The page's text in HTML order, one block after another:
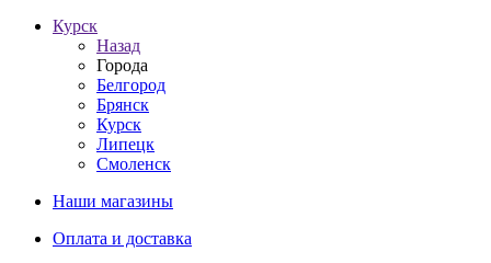
Курск
Назад
Города
Белгород
Брянск
Курск
Липецк
Смоленск
Наши магазины
Оплата и доставка